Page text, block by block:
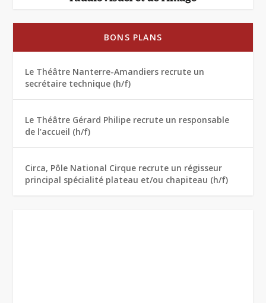
BONS PLANS
Le Théâtre Nanterre-Amandiers recrute un
secrétaire technique (h/f)
Le Théâtre Gérard Philipe recrute un responsable
de l’accueil (h/f)
Circa, Pôle National Cirque recrute un régisseur
principal spécialité plateau et/ou chapiteau (h/f)